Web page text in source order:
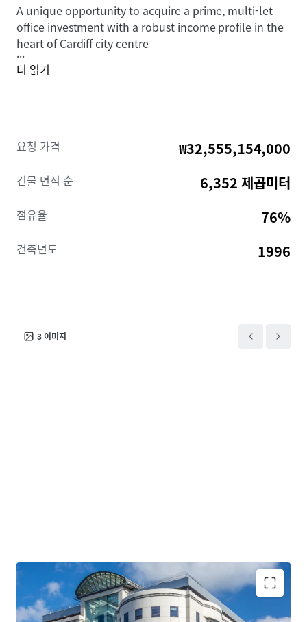
A unique opportunity to acquire a prime, multi-let
office investment with a robust income profile in the
heart of Cardiff city centre
...
더 읽기
요청 가격 ₩32,555,154,000
건물 면적 순 6,352 제곱미터
점유율 76%
건축년도 1996
3이미지